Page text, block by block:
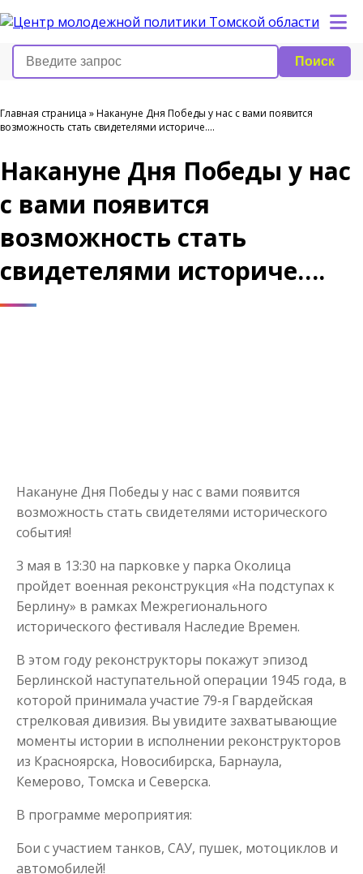
Поиск
Главная страница »Накануне Дня Победы у нас с вами появится
возможность стать свидетелями историче….
Накануне Дня Победы у нас
с вами появится
возможность стать
свидетелями историче….
Накануне Дня Победы у нас с вами появится
возможность стать свидетелями исторического
события!
3 мая в 13:30 на парковке у парка Околица
пройдет военная реконструкция «На подступах к
Берлину» в рамках Межрегионального
исторического фестиваля Наследие Времен.
В этом году реконструкторы покажут эпизод
Берлинской наступательной операции 1945 года, в
которой принимала участие 79-я Гвардейская
стрелковая дивизия. Вы увидите захватывающие
моменты истории в исполнении реконструкторов
из Красноярска, Новосибирска, Барнаула,
Кемерово, Томска и Северска.
В программе мероприятия:
Бои с участием танков, САУ, пушек, мотоциклов и
автомобилей!